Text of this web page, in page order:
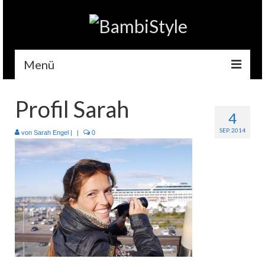
Menü
Gehäkelt
Accessoires
Handytaschen
Tempotaschen
Schlüsselwärmer
Kuscheltiere
4
SEP. 2014
Profil Sarah
von Sarah Engel 0